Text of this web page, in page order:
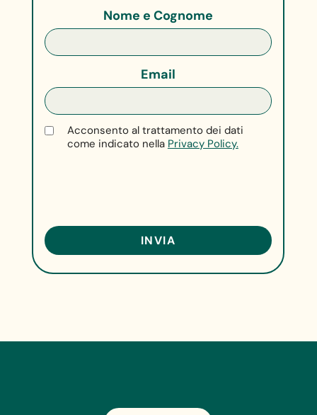
Nome e Cognome
Email
Acconsento al trattamento dei dati
come indicato nella Privacy Policy.